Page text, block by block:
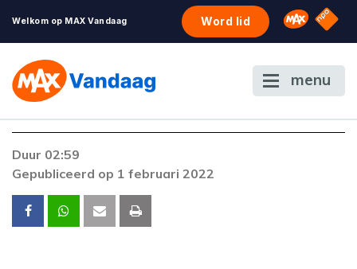
Welkom op MAX Vandaag Word lid Omroep
NPO
menu
Duur 02:59
Gepubliceerd op 1 februari 2022